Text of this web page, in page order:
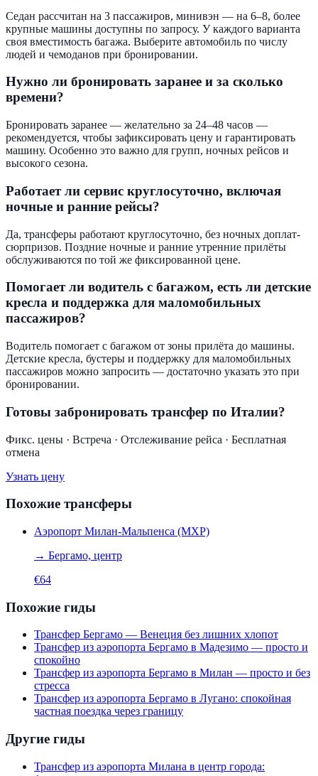
Седан рассчитан на 3 пассажиров, минивэн — на 6–8, более
крупные машины доступны по запросу. У каждого варианта
своя вместимость багажа. Выберите автомобиль по числу
людей и чемоданов при бронировании.
Нужно ли бронировать заранее и за сколько
времени?
Бронировать заранее — желательно за 24–48 часов —
рекомендуется, чтобы зафиксировать цену и гарантировать
машину. Особенно это важно для групп, ночных рейсов и
высокого сезона.
Работает ли сервис круглосуточно, включая
ночные и ранние рейсы?
Да, трансферы работают круглосуточно, без ночных доплат-
сюрпризов. Поздние ночные и ранние утренние прилёты
обслуживаются по той же фиксированной цене.
Помогает ли водитель с багажом, есть ли детские
кресла и поддержка для маломобильных
пассажиров?
Водитель помогает с багажом от зоны прилёта до машины.
Детские кресла, бустеры и поддержку для маломобильных
пассажиров можно запросить — достаточно указать это при
бронировании.
Готовы забронировать трансфер по Италии?
Фикс. цены · Встреча · Отслеживание рейса · Бесплатная
отмена
Узнать цену
Похожие трансферы
Аэропорт Милан-Мальпенса (MXP)
→ Бергамо, центр
€64
Похожие гиды
Трансфер Бергамо — Венеция без лишних хлопот
Трансфер из аэропорта Бергамо в Мадезимо — просто и
спокойно
Трансфер из аэропорта Бергамо в Милан — просто и без
стресса
Трансфер из аэропорта Бергамо в Лугано: спокойная
частная поездка через границу
Другие гиды
Трансфер из аэропорта Милана в центр города: